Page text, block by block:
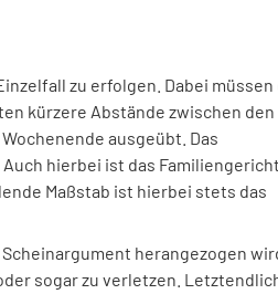
zu erfolgen. Dabei müssen
kürzere Abstände zwischen den
ausgeübt. Das
hierbei ist das Familiengericht
Maßstab ist hierbei stets das
herangezogen
sogar zu verletzen.